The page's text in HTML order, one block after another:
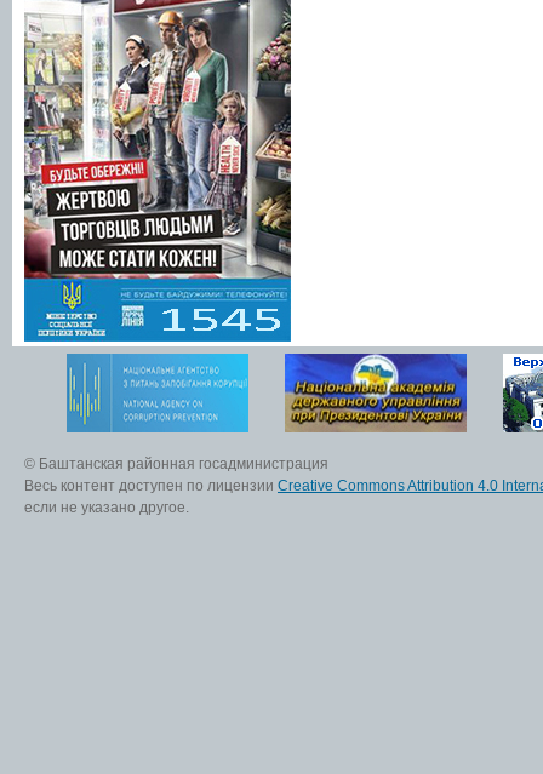
© Баштанская районная госадминистрация
Весь контент доступен по лицензии Creative Commons Attribution 4.0
если не указано другое.